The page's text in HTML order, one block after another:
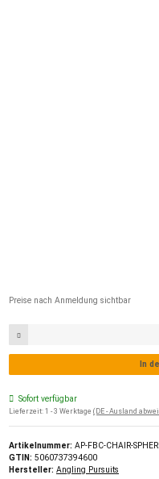
Preise nach Anmeldung sichtbar
In
Sofort verfügbar
Lieferzeit: 1 - 3 Werktage (DE - Ausland
Artikelnummer: AP-FBC-CHAIR-
GTIN: 5060737394600
Hersteller: Angling Pursuits